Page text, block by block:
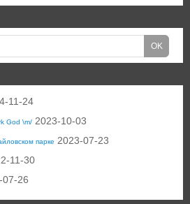
11-24
God \m/ 2023-10-03
парке 2023-07-23
11-30
07-26